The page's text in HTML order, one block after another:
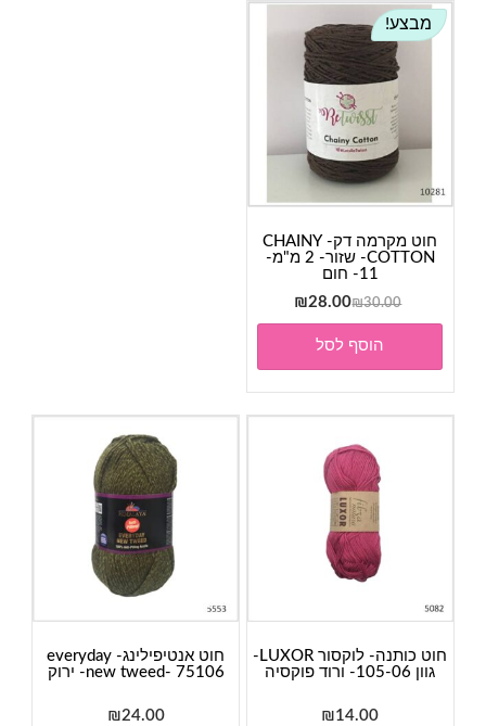
מבצע!
חוט מקרמה דק- CHAINY
COTTON- שזור- 2 מ"מ-
11- חום
₪30.00
המחיר
המקורי
היה:
₪30.00.
₪28.00
המחיר
הנוכחי
₪28.00.
הוסף לסל
חוט כותנה- לוקסור LUXOR-
גוון 105-06- ורוד פוקסיה
₪14.00
חוט אנטיפילינג- everyday
new tweed- 75106- ירוק
₪24.00